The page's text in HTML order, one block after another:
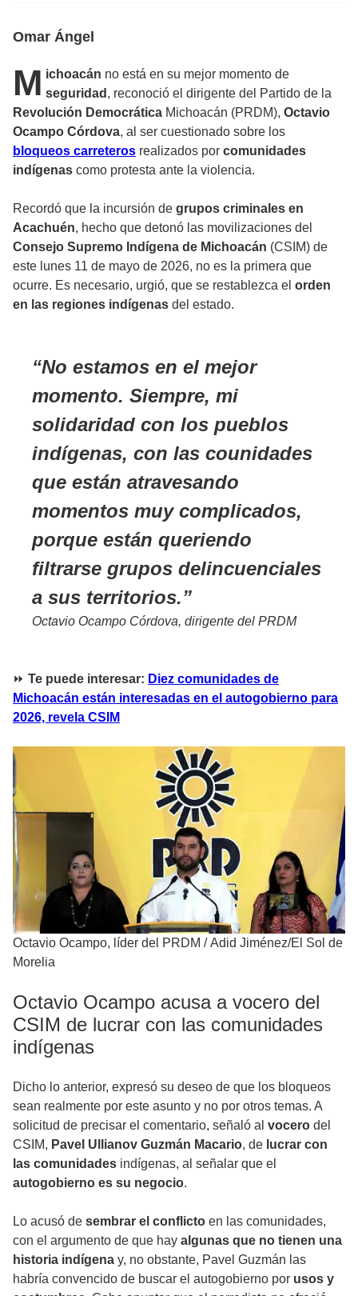
Omar Ángel
M ichoacán no está en su mejor momento de
seguridad , reconoció el dirigente del Partido de la
Revolución Democrática Michoacán (PRDM), Octavio
Ocampo Córdova, al ser cuestionado sobre los
bloqueos carreteros realizados por comunidades
indígenas como protesta ante la violencia.
Recordó que la incursión de grupos criminales en
Acachuén, hecho que detonó las movilizaciones del
Consejo Supremo Indígena de Michoacán (CSIM) de
este lunes 11 de mayo de 2026, no es la primera que
ocurre. Es necesario, urgió, que se restablezca el orden
en las regiones indígenas del estado.
No estamos en el mejor
momento. Siempre, mi
solidaridad con los pueblos
indígenas, con las counidades
que están atravesando
momentos muy complicados,
porque están queriendo
filtrarse grupos delincuenciales
a sus territorios.
Octavio Ocampo Córdova, dirigente del PRDM
⏩ Te puede interesar: Diez comunidades de
Michoacán están interesadas en el autogobierno para
2026, revela CSIM
Octavio Ocampo, líder del PRDM /Adid Jiménez/El Sol de
Morelia
Octavio Ocampo acusa a vocero del
CSIM de lucrar con las comunidades
indígenas
Dicho lo anterior, expresó su deseo de que los bloqueos
sean realmente por este asunto y no por otros temas. A
solicitud de precisar el comentario, señaló al vocero del
CSIM, Pavel Ullianov Guzmán Macario, de lucrar con
las comunidades indígenas, al señalar que el
autogobierno es su negocio.
Lo acusó de sembrar el conflicto en las comunidades,
con el argumento de que hay algunas que no tienen una
historia indígena y, no obstante, Pavel Guzmán las
habría convencido de buscar el autogobierno por usos y